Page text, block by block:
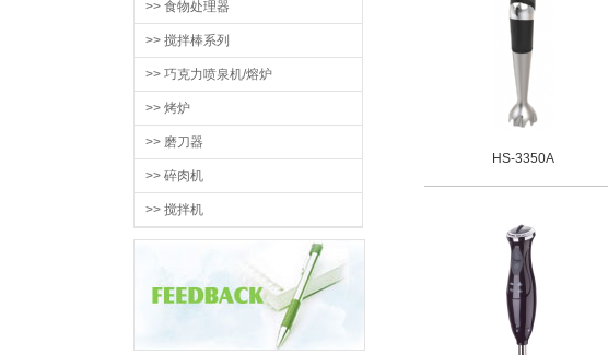
>> 食物处理器
>> 搅拌棒系列
>> 巧克力喷泉机/熔炉
>> 烤炉
>> 磨刀器
>> 碎肉机
>> 搅拌机
HS-3350A